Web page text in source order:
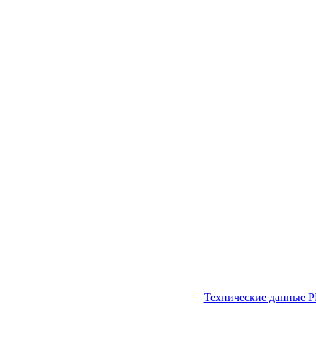
Технические данные